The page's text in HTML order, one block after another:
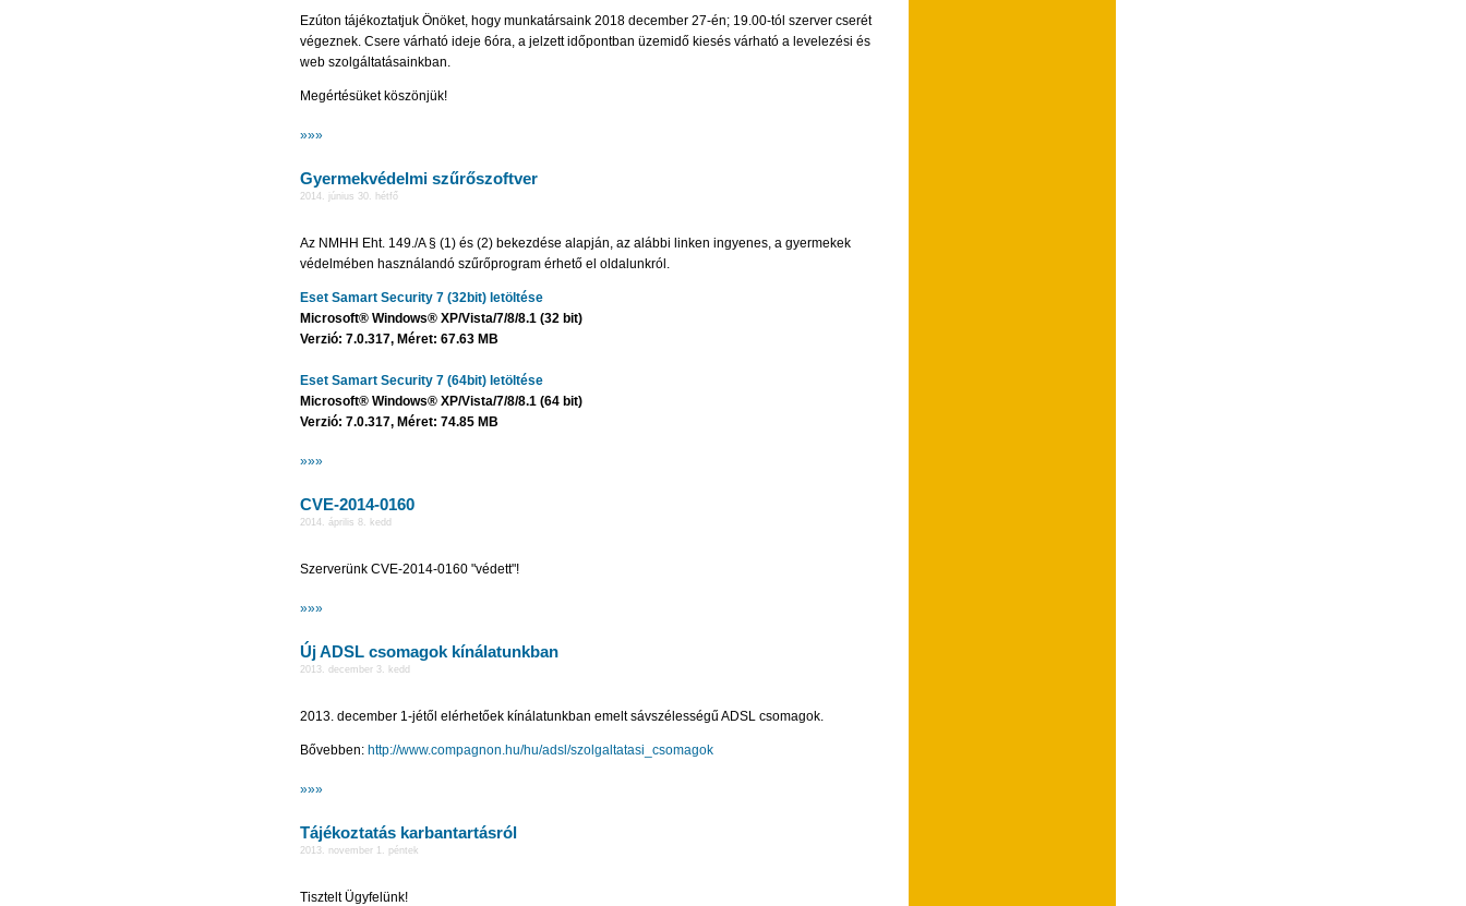
Ezúton tájékoztatjuk Önöket, hogy munkatársaink 2018 december 27-én; 19.00-tól szerver cserét
végeznek. Csere várható ideje 6óra, a jelzett időpontban üzemidő kiesés várható a levelezési és
web szolgáltatásainkban.
Megértésüket köszönjük!
»»»
Gyermekvédelmi szűrőszoftver
2014. június 30. hétfő
Az NMHH Eht. 149./A § (1) és (2) bekezdése alapján, az alábbi linken ingyenes, a gyermekek
védelmében használandó szűrőprogram érhető el oldalunkról.
Eset Samart Security 7 (32bit) letöltése
Microsoft® Windows® XP/Vista/7/8/8.1 (32 bit)
Verzió: 7.0.317, Méret: 67.63 MB
Eset Samart Security 7 (64bit) letöltése
Microsoft® Windows® XP/Vista/7/8/8.1 (64 bit)
Verzió: 7.0.317, Méret: 74.85 MB
»»»
CVE-2014-0160
2014. április 8. kedd
Szerverünk CVE-2014-0160 "védett"!
»»»
Új ADSL csomagok kínálatunkban
2013. december 3. kedd
2013. december 1-jétől elérhetőek kínálatunkban emelt sávszélességű ADSL csomagok.
Bővebben: http://www.compagnon.hu/hu/adsl/szolgaltatasi_csomagok
»»»
Tájékoztatás karbantartásról
2013. november 1. péntek
Tisztelt Ügyfelünk!